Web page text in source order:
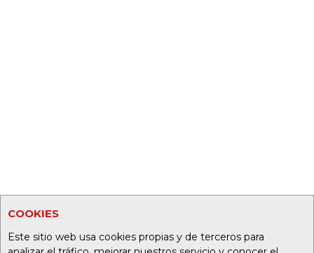
COOKIES
Este sitio web usa cookies propias y de terceros para